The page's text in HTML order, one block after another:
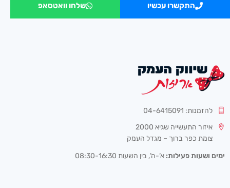
התקשרו עכשיו שלחו וואטסאפ
להזמנות: 04-6415091
איזור התעשייה שגיא 2000
צומת כפר ברוך – מגדל העמק
ימים ושעות פעילות: א’-ה’, בין השעות 08:30-16:30